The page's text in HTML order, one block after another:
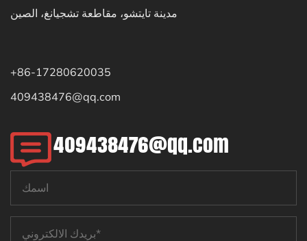
مدينة تايتشو، مقاطعة تشجيانغ، الصين
+86-17280620035
409438476@qq.com
409438476@qq.com